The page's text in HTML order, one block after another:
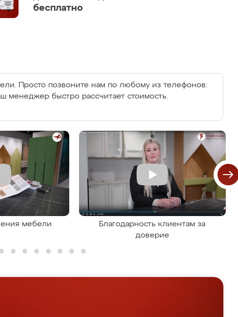
бесплатно
Просто позвоните нам по любому из телефонов:
менеджер быстро рассчитает стоимость.
мебели
Благодарность клиентам за
доверие